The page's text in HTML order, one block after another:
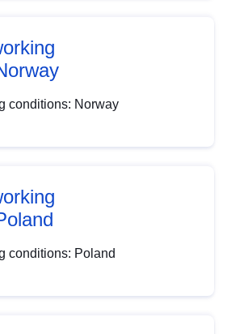
conditions: Norway
conditions: Poland